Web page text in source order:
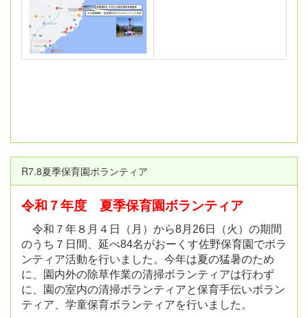
R7.8夏季保育園ボランティア
令和７年度 夏季保育園ボランティア
令和７年８月４日（月）から8月26日（火）の期間
のうち７日間、延べ84名がおーくす佐野保育園でボラ
ンティア活動を行いました。今年は夏の猛暑のため
に、園内外の除草作業の清掃ボランティアは行わず
に、園の室内の清掃ボランティアと保育手伝いボラン
ティア、学童保育ボランティアを行いました。